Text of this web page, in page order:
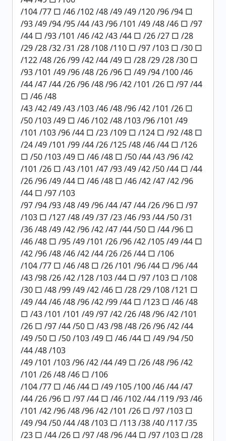
/104 /77 □ /46 /102 /48 /49 /49 /120 /96 /94 □
/93 /49 /94 /95 /44 /43 /96 /101 /49 /48 /46 □ /97
/44 □ /93 /101 /46 /42 /43 /44 □ /26 /27 □ /28
/29 /28 /32 /31 /28 /108 /110 □ /97 /103 □ /30 □
/122 /48 /26 /99 /42 /44 /49 □ /28 /29 /28 /30 □
/93 /101 /49 /96 /48 /26 /96 □ /49 /94 /100 /46
/44 /47 /44 /26 /96 /48 /96 /42 /101 /26 □ /97 /44
□ /46 /48
/43 /42 /49 /43 /103 /46 /48 /96 /42 /101 /26 □
/50 /103 /49 □ /46 /102 /48 /103 /96 /101 /49
/101 /103 /96 /44 □ /23 /109 □ /124 □ /92 /48 □
/24 /49 /101 /99 /44 /26 /125 /48 /46 /44 □ /126
□ /50 /103 /49 □ /46 /48 □ /50 /44 /43 /96 /42
/101 /26 □ /43 /101 /47 /93 /49 /42 /50 /44 □ /44
/26 /96 /49 /44 □ /46 /48 □ /46 /42 /47 /42 /96
/44 □ /97 /103
/97 /94 /93 /48 /49 /96 /44 /47 /44 /26 /96 □ /97
/103 □ /127 /48 /49 /37 /23 /46 /93 /44 /50 /31
/36 /48 /49 /42 /96 /42 /47 /44 /50 □ /44 /96 □
/46 /48 □ /95 /49 /101 /26 /96 /42 /105 /49 /44 □
/42 /96 /48 /46 /42 /44 /26 /26 /44 □ /106
/104 /77 □ /46 /48 □ /26 /101 /96 /44 □ /96 /44
/43 /98 /26 /42 /128 /103 /44 □ /97 /103 □ /108
/30 □ /48 /99 /49 /42 /46 □ /28 /29 /108 /121 □
/49 /44 /46 /48 /96 /42 /99 /44 □ /123 □ /46 /48
□ /43 /101 /101 /49 /97 /42 /26 /48 /96 /42 /101
/26 □ /97 /44 /50 □ /43 /98 /48 /26 /96 /42 /44
/49 /50 □ /50 /103 /49 □ /46 /44 □ /49 /94 /50
/44 /48 /103
/49 /101 /103 /96 /42 /44 /49 □ /26 /48 /96 /42
/101 /26 /48 /46 □ /106
/104 /77 □ /46 /44 □ /49 /105 /100 /46 /44 /47
/44 /26 /96 □ /97 /44 □ /46 /102 /44 /119 /93 /46
/101 /42 /96 /48 /96 /42 /101 /26 □ /97 /103 □
/49 /94 /50 /44 /48 /103 □ /113 /38 /40 /117 /35
/23 □ /44 /26 □ /97 /48 /96 /44 □ /97 /103 □ /28